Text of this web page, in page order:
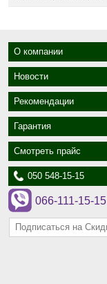
О компании
Новости
Рекомендации
Гарантия
Смотреть прайс
050 548-15-15
066-111-15-15